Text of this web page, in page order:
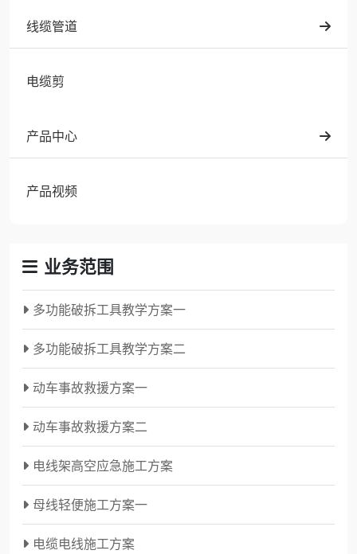
线缆管道
电缆剪
产品中心
产品视频
业务范围
多功能破拆工具教学方案一
多功能破拆工具教学方案二
动车事故救援方案一
动车事故救援方案二
电线架高空应急施工方案
母线轻便施工方案一
电缆电线施工方案